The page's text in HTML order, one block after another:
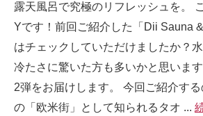
露天風呂で究極のリフレッシュを。
Yです！前回ご紹介した「Dii Sauna
はチェックしていただけましたか？
冷たさに驚いた方も多いかと思いま
2弾をお届けします。 今回ご紹介す
の「欧米街」として知られるタオ ...